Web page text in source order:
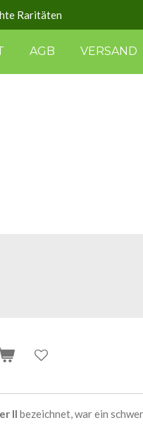
Raritäten
AGB VERSAND
II bezeichnet, war ein